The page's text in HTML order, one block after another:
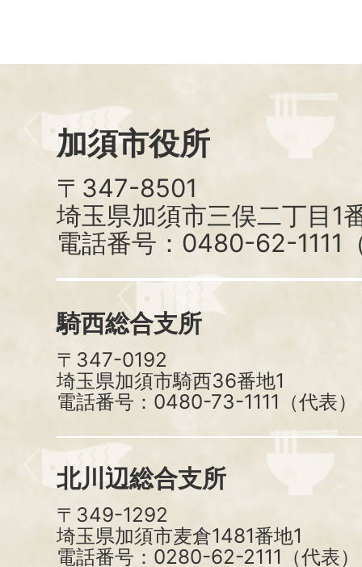
加須市役所
〒347-8501
埼玉県加須市三俣二丁目1
電話番号：0480-62-1111
騎西総合支所
〒347-0192
埼玉県加須市騎西36番地1
電話番号：0480-73-1111（代表）
北川辺総合支所
〒349-1292
埼玉県加須市麦倉1481番地1
電話番号：0280-62-2111（代表）